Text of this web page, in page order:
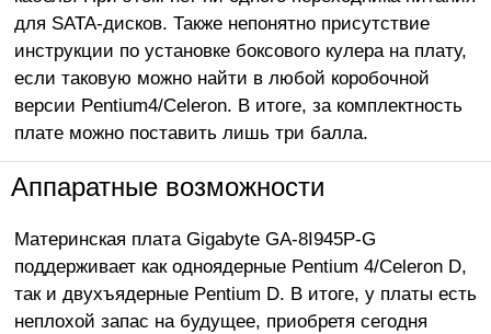
для SATA-дисков. Также непонятно присутствие
инструкции по установке боксового кулера на плату,
если таковую можно найти в любой коробочной
версии Pentium4/Celeron. В итоге, за комплектность
плате можно поставить лишь три балла.
Аппаратные возможности
Материнская плата Gigabyte GA-8I945P-G
поддерживает как одноядерные Pentium 4/Celeron D,
так и двухъядерные Pentium D. В итоге, у платы есть
неплохой запас на будущее, приобретя сегодня